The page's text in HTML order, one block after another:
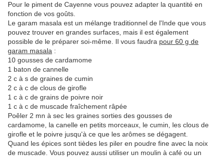
Pour le piment de Cayenne vous pouvez adapter la quantité en
fonction de vos goûts.
Le garam masala est un mélange traditionnel de l'Inde que vous
pouvez trouver en grandes surfaces, mais il est également
possible de le préparer soi-même. Il vous faudra pour 60 g de
garam masala :
10 gousses de cardamome
1 baton de cannelle
2 c à s de graines de cumin
2 c à c de clous de girofle
1 c à c de grains de poivre noir
1 c à c de muscade fraîchement râpée
Poêler 2 mn à sec les graines sorties des gousses de
cardamome, la canelle en petits morceaux, le cumin, les clous de
girofle et le poivre jusqu'à ce que les arômes se dégagent.
Quand les épices sont tièdes les piler en poudre fine avec la noix
de muscade. Vous pouvez aussi utiliser un moulin à café ou un